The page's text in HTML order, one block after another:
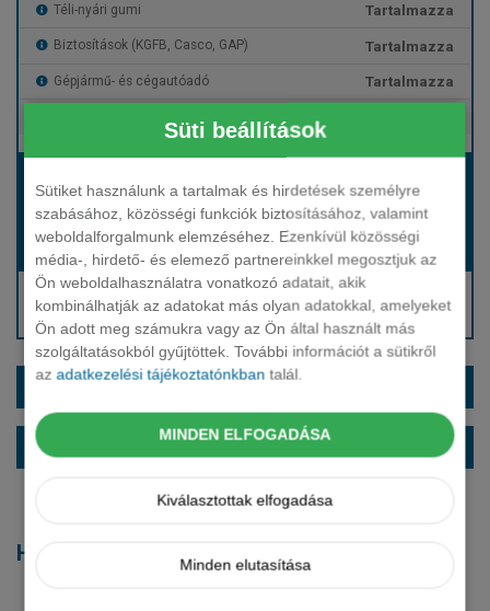
Süti beállítások
Sütiket használunk a tartalmak és hirdetések személyre
szabásához, közösségi funkciók biztosításához, valamint
weboldalforgalmunk elemzéséhez. Ezenkívül közösségi
média-, hirdető- és elemező partnereinkkel megosztjuk az
Ön weboldalhasználatra vonatkozó adatait, akik
kombinálhatják az adatokat más olyan adatokkal, amelyeket
Ön adott meg számukra vagy az Ön által használt más
szolgáltatásokból gyűjtöttek. További információt a sütikről
azadatkezelési tájékoztatónkban talál.
MINDEN ELFOGADÁSA
Kiválasztottak elfogadása
Minden elutasítása
Téli-nyári gumi Tartalmazza
Biztosítások (KGFB, Casco, GAP) Tartalmazza
Gépjármű- és cégautóadó Tartalmazza
Hívjon bennünket!
Induló bérleti díj: Hívjon bennünket!
Hívjon: +36 1 888 0088
Kérjen visszahívást!
EXTRÁK ÉS SZÍNEK
ALAPFELSZERELTSÉG
Hasonló modellek